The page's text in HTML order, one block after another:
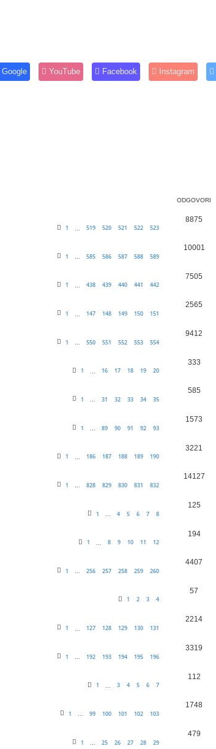
Google YouTube Facebook Instagram
ODGOVORI
1 519 520 521 522 523
8875
1 ... 585 586 587 588 589
10001
1 438 439 440 441 442
7505
1 147 148 149 150 151
2565
1 ... 550 551 552 553 554
9412
1 16 17 18 19 20
333
1 ... 31 32 33 34 35
585
1 ... 89 90 91 92 93
1573
1 186 187 188 189 190
3221
1 ... 828 829 830 831 832
14127
1 ... 4 5 6 7 8
125
1 8 9 10 11 12
194
1 ... 256 257 258 259 260
4407
1 2 3 4
57
1 127 128 129 130 131
2214
1 ... 192 193 194 195 196
3319
1 3 4 5 6 7
112
1 ... 99 100 101 102 103
1748
1 ... 25 26 27 28 29
479